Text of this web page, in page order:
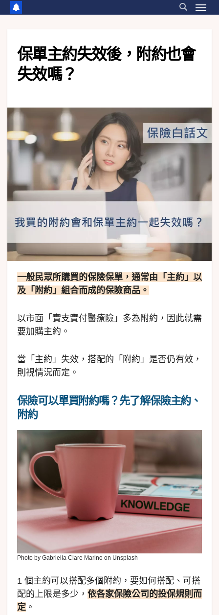
保單主約失效後，附約也會
失效嗎？
一般民眾所購買的保險保單，通常由「主約」以
及「附約」組合而成的保險商品。
以市面「實支實付醫療險」多為附約，因此就需
要加購主約。
當「主約」失效，搭配的「附約」是否仍有效，
則視情況而定。
保險可以單買附約嗎？先了解保險主約、
附約
Photo by Gabriella Clare Marino on Unsplash
1 個主約可以搭配多個附約，要如何搭配、可搭
配的上限是多少， 依各家保險公司的投保規則而
定 。